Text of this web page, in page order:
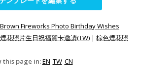
Brown Fireworks Photo Birthday Wishes
花照片生日祝福賀卡邀請(TW) | 棕色煙花照
this page in:EN TW CN